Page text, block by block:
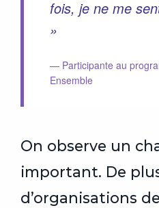
fois, je ne me
»
— Participante au
Ensemble
On observe un
important. De
d’organisations